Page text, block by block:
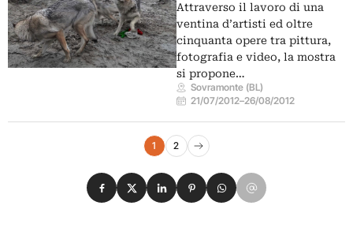
Attraverso il lavoro di una
ventina d’artisti ed oltre
cinquanta opere tra pittura,
fotografia e video, la mostra
si propone…
Sovramonte (BL)
21/07/2012–26/08/2012
Navigazione eventi1 2
Pagina successiva
Condividi su Facebook
Condividi su X
Condividi su LinkedIn
Condividi su Pinterest
Condividi su WhatsApp
Condividi su Email